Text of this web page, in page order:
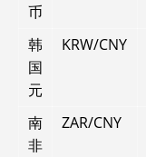
币
韩
国
元
KRW/CNY
南
非
ZAR/CNY